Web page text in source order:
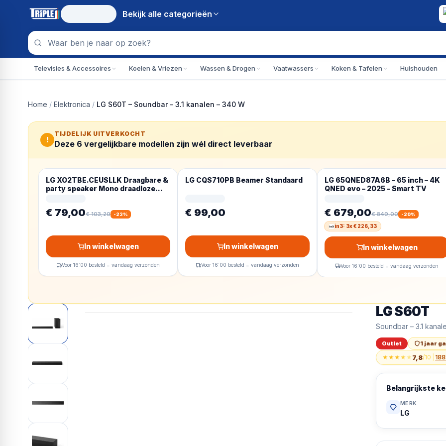
Bekijk alle categorieën
Televisies & Accessoires Koelen & Vriezen Wassen & Drogen Vaatwassers Koken & Tafelen Huishouden
Home / Elektronica / LG S60T – Soundbar – 3.1 kanalen – 340 W
!
TIJDELIJK UITVERKOCHT
Deze 6 vergelijkbare modellen zijn wél direct leverbaar
LG XO2TBE.CEUSLLK Draagbare &
party speaker Mono draadloze
€ 79,00€ 103,20 -23%
In winkelwagen
Voor 16:00 besteld = vandaag verzonden
LG CQS710PB Beamer Standaard
€ 99,00
In winkelwagen
Voor 16:00 besteld = vandaag verzonden
LG 65QNED87A6B – 65 inch – 4K
QNED evo – 2025 – Smart TV
€ 679,00€ 849,00 -20%
in3: 3x € 226,33
In winkelwagen
Voor 16:00 besteld = vandaag verzonden
Outlet
LG S60T
Soundbar – 3.1
Outlet 1 jaar
★★★★★7,8/10
Belangrijkste
MERK
LG